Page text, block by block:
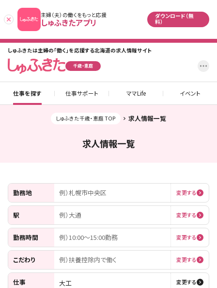
主婦（夫）の働くをもっと応援
しゅふきたアプリ
あとで
ダウンロード（無
料）
しゅふきたは主婦の「働く」を応援する北海道の求人情報サイト
千歳・恵庭
仕事を探す 仕事サポート ママLife イベント
しゅふきた千歳・恵庭 TOP 求人情報一覧
求人情報一覧
勤務地 例）札幌市中央区 変更する
駅 例）大通 変更する
勤務時間 例）10:00〜15:00勤務 変更する
こだわり 例）扶養控除内で働く 変更する
仕事 大工 変更する